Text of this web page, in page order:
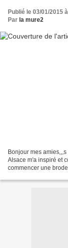
Publié le 03/01/2015
Par la mure2
Bonjour mes
Alsace m'a inspiré et
commencer une